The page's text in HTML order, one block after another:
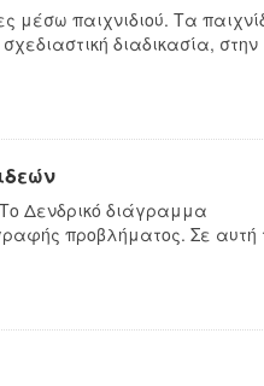
μέσω παιχνιδιού. Τα
διαδικασία, στην
Δενδρικό διάγραμμα
προβλήματος. Σε αυτή